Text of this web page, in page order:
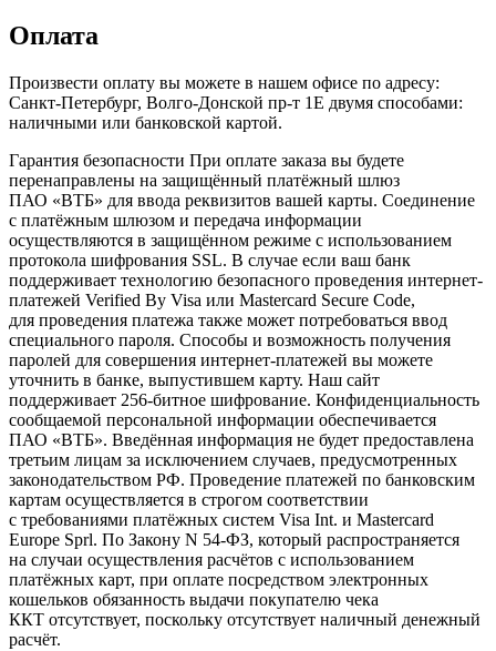
Оплата
Произвести оплату вы можете в нашем офисе по адресу:
Санкт-Петербург, Волго-Донской пр-т 1Е двумя способами:
наличными или банковской картой.
Гарантия безопасности При оплате заказа вы будете
перенаправлены на защищённый платёжный шлюз
ПАО «ВТБ» для ввода реквизитов вашей карты. Соединение
с платёжным шлюзом и передача информации
осуществляются в защищённом режиме с использованием
протокола шифрования SSL. В случае если ваш банк
поддерживает технологию безопасного проведения интернет-
платежей Verified By Visa или Mastercard Secure Code,
для проведения платежа также может потребоваться ввод
специального пароля. Способы и возможность получения
паролей для совершения интернет-платежей вы можете
уточнить в банке, выпустившем карту. Наш сайт
поддерживает 256-битное шифрование. Конфиденциальность
сообщаемой персональной информации обеспечивается
ПАО «ВТБ». Введённая информация не будет предоставлена
третьим лицам за исключением случаев, предусмотренных
законодательством РФ. Проведение платежей по банковским
картам осуществляется в строгом соответствии
с требованиями платёжных систем Visa Int. и Mastercard
Europe Sprl. По Закону N 54-ФЗ, который распространяется
на случаи осуществления расчётов с использованием
платёжных карт, при оплате посредством электронных
кошельков обязанность выдачи покупателю чека
ККТ отсутствует, поскольку отсутствует наличный денежный
расчёт.